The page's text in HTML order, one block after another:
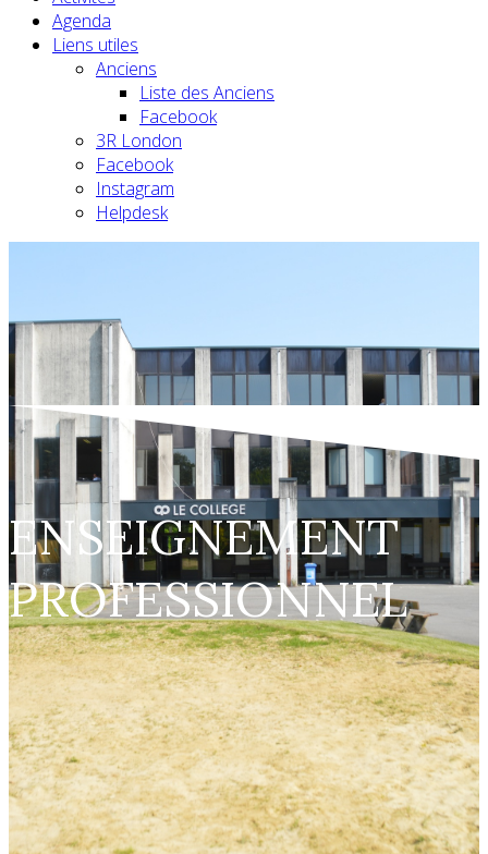
Agenda
Liens utiles
Anciens
Liste des Anciens
Facebook
3R London
Facebook
Instagram
Helpdesk
ENSEIGNEMENT
PROFESSIONNEL